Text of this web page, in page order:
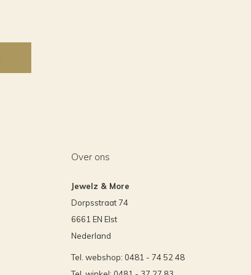
Over ons
Jewelz & More
Dorpsstraat 74
6661 EN Elst
Nederland
Tel. webshop: 0481 - 74 52 48